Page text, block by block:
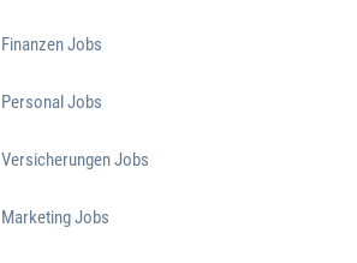
Finanzen Jobs
Personal Jobs
Versicherungen Jobs
Marketing Jobs